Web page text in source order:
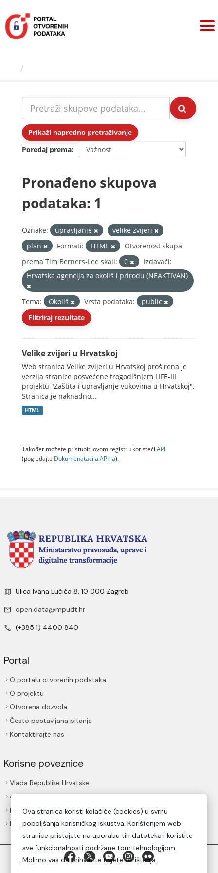
sadržaj
Prikaži napredno pretraživanje
Poredaj prema
Pronađeno skupova
podataka: 1
Oznake: upravljanje
velike zvijeri
plan
Formati: HTML
Otvorenost skupa
prema Tim Berners-Lee skali:
0
Izdavači:
Hrvatska agencija za okoliš i prirodu (NEAKTIVAN)
Tema: Okoliš Vrsta podataka:
public
Filtriraj rezultate
Velike zvijeri u Hrvatskoj
Web stranica Velike zvijeri u Hrvatskoj proširena je
verzija stranice posvećene trogodišnjem LIFE-III
projektu "Zaštita i upravljanje vukovima u Hrvatskoj".
Stranica je naknadno...
HTML
Također možete pristupiti ovom registru koristeći API
(pogledajte Dokumenаtаcijа API-jа).